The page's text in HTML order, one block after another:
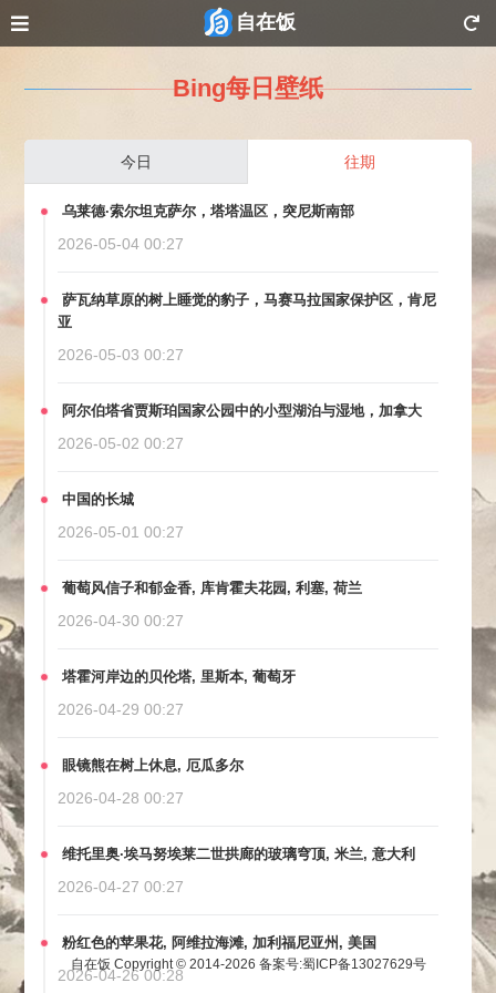
自在饭
Bing每日壁纸
今日 往期
乌莱德·索尔坦克萨尔，塔塔温区，突尼斯南部
2026-05-04 00:27
萨瓦纳草原的树上睡觉的豹子，马赛马拉国家保护区，肯尼
亚
2026-05-03 00:27
阿尔伯塔省贾斯珀国家公园中的小型湖泊与湿地，加拿大
2026-05-02 00:27
中国的长城
2026-05-01 00:27
葡萄风信子和郁金香, 库肯霍夫花园, 利塞, 荷兰
2026-04-30 00:27
塔霍河岸边的贝伦塔, 里斯本, 葡萄牙
2026-04-29 00:27
眼镜熊在树上休息, 厄瓜多尔
2026-04-28 00:27
维托里奥·埃马努埃莱二世拱廊的玻璃穹顶, 米兰, 意大利
2026-04-27 00:27
粉红色的苹果花, 阿维拉海滩, 加利福尼亚州, 美国
2026-04-26 00:28
自在饭 Copyright © 2014-2026 备案号:蜀ICP备13027629号